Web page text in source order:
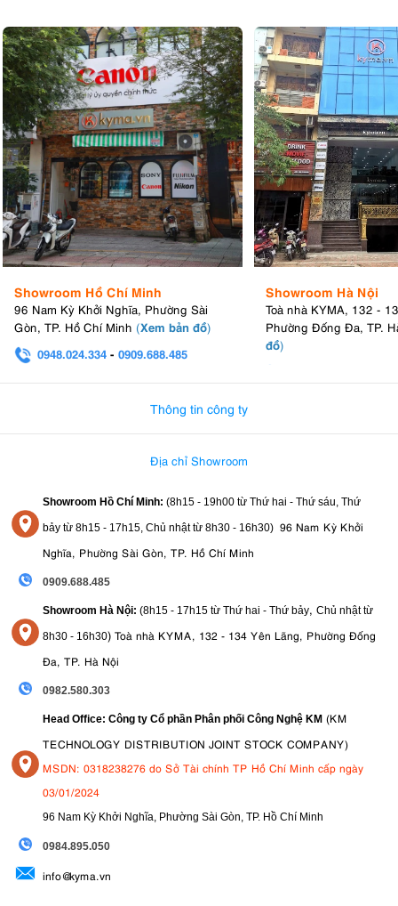
Showroom Hồ Chí Minh
96 Nam Kỳ Khởi Nghĩa, Phường Sài
Gòn, TP. Hồ Chí Minh (Xem bản đồ)
0948.024.334 - 0909.688.485
Showroom Hà Nội
Toà nhà KYMA, 132 -
Phường Đống Đa, TP.
đồ)
Thông tin công ty
Địa chỉ Showroom
Showroom Hồ Chí Minh: (8h15 - 19h00 từ Thứ hai - Thứ sáu, Thứ
bảy từ 8h15 - 17h15, Chủ nhật từ 8h30 - 16h30) 96 Nam Kỳ Khởi
Nghĩa, Phường Sài Gòn, TP. Hồ Chí Minh
0909.688.485
Showroom Hà Nội: (8h15 - 17h15 từ Thứ hai - Thứ bảy, Chủ nhật từ
8h30 - 16h30) Toà nhà KYMA, 132 - 134 Yên Lãng, Phường Đống
Đa, TP. Hà Nội
0982.580.303
Head Office: Công ty Cổ phần Phân phối Công Nghệ KM (KM
TECHNOLOGY DISTRIBUTION JOINT STOCK COMPANY)
MSDN: 0318238276 do Sở Tài chính TP Hồ Chí Minh cấp ngày
03/01/2024
96 Nam Kỳ Khởi Nghĩa, Phường Sài Gòn, TP. Hồ Chí Minh
0984.895.050
info@kyma.vn